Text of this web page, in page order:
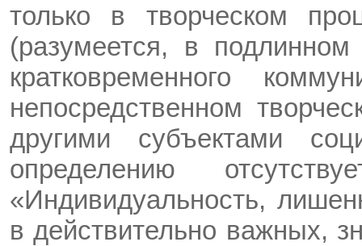
только в творческом
(разумеется, в
кратковременного
непосредственном
другими субъектами
определению
«Индивидуальность,
в действительно важных,